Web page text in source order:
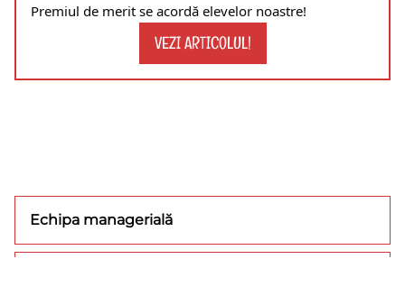
Premiul de merit se acordă elevelor noastre!
VEZI ARTICOLUL!
Echipa managerială